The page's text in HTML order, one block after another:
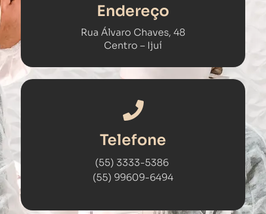
Endereço
Rua Álvaro Chaves, 48
Centro – Ijuí​
Telefone
(55) 3333-5386
(55) 99609-6494